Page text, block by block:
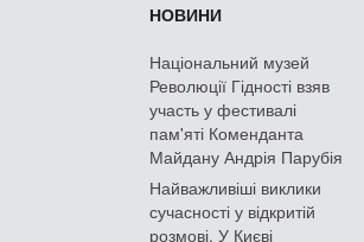
НОВИНИ
Національний музей
Революції Гідності взяв
участь у фестивалі
пам'яті Коменданта
Майдану Андрія Парубія
Найважливіші виклики
сучасності у відкритій
розмові. У Києві